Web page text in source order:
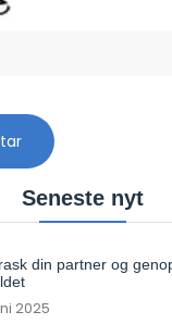
Seneste nyt
din partner og
2025